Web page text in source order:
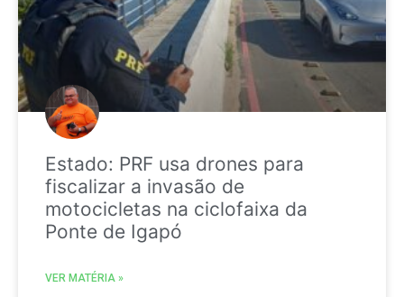
Estado: PRF usa drones para
fiscalizar a invasão de
motocicletas na ciclofaixa da
Ponte de Igapó
VER MATÉRIA »